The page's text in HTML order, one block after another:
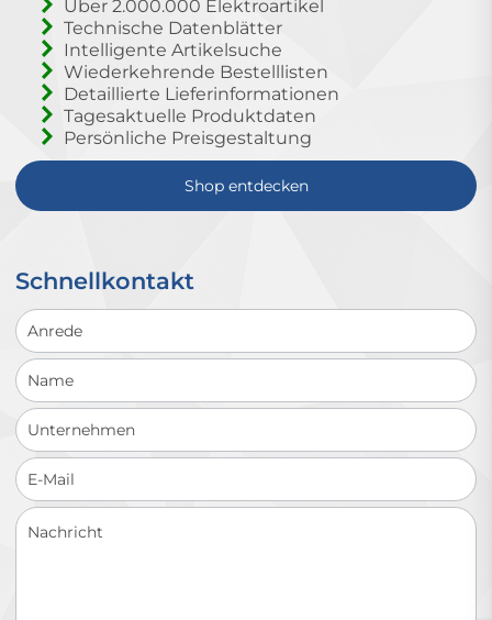
Über 2.000.000 Elektroartikel
Technische Datenblätter
Intelligente Artikelsuche
Wiederkehrende Bestelllisten
Detaillierte Lieferinformationen
Tagesaktuelle Produktdaten
Persönliche Preisgestaltung
Shop entdecken
Schnellkontakt
Schnellkontakt